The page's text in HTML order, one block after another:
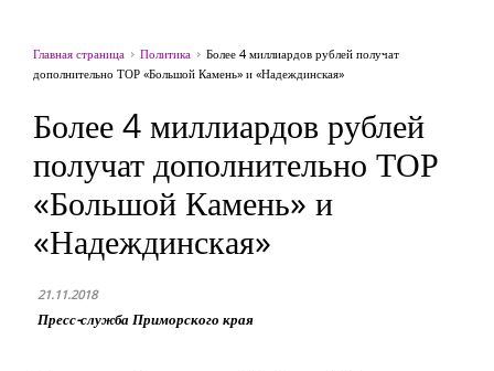
Главная страница Политика
Более 4 миллиардов рублей получат
дополнительно ТОР «Большой Камень» и «Надеждинская»
Более 4 миллиардов рублей
получат дополнительно ТОР
«Большой Камень» и
«Надеждинская»
21.11.2018
Пресс-служба Приморского края